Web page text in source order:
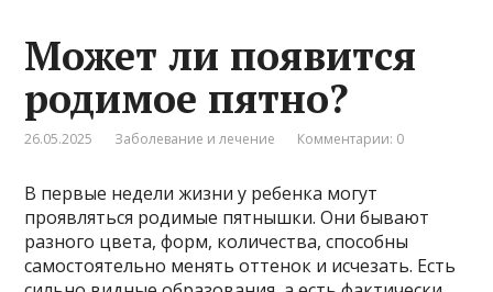
Может ли появится
родимое пятно?
26.05.2025 Заболевание и лечение Комментарии: 0
В первые недели жизни у ребенка могут
проявляться родимые пятнышки. Они бывают
разного цвета, форм, количества, способны
самостоятельно менять оттенок и исчезать. Есть